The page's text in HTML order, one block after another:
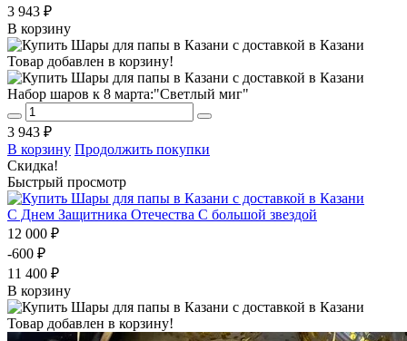
3 943 ₽
В корзину
Товар добавлен в корзину!
Набор шаров к 8 марта:"Светлый миг"
3 943 ₽
В корзину Продолжить покупки
Скидка!
Быстрый просмотр
С Днем Защитника Отечества С большой звездой
12 000 ₽
-600 ₽
11 400 ₽
В корзину
Товар добавлен в корзину!